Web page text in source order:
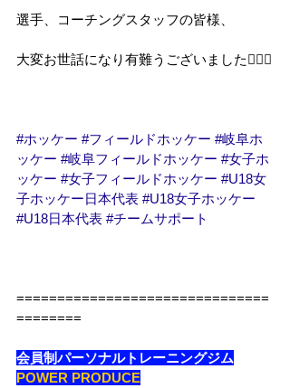
選手、コーチングスタッフの皆様、
大変お世話になり有難うございました🙇🏻‍♂️
#ホッケー #フィールドホッケー #岐阜ホ
ッケー #岐阜フィールドホッケー #女子ホ
ッケー #女子フィールドホッケー #U18女
子ホッケー日本代表 #U18女子ホッケー
#U18日本代表 #チームサポート
===============================
========
会員制パーソナルトレーニングジム
POWER PRODUCE